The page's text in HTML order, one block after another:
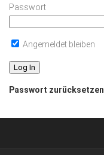
Passwort
Angemeldet bleiben
Passwort zurücksetzen